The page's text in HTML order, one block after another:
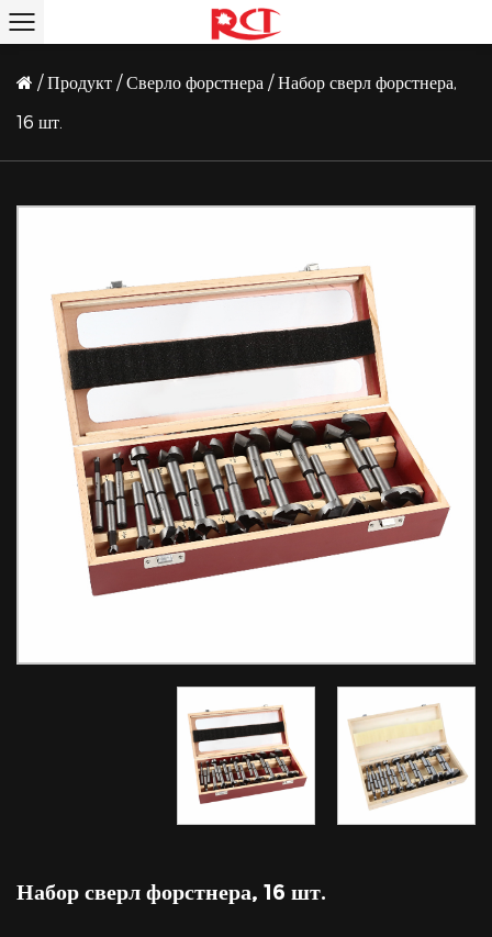
/Продукт /Сверло форстнера /Набор сверл форстнера,
16 шт.
Набор сверл форстнера, 16 шт.